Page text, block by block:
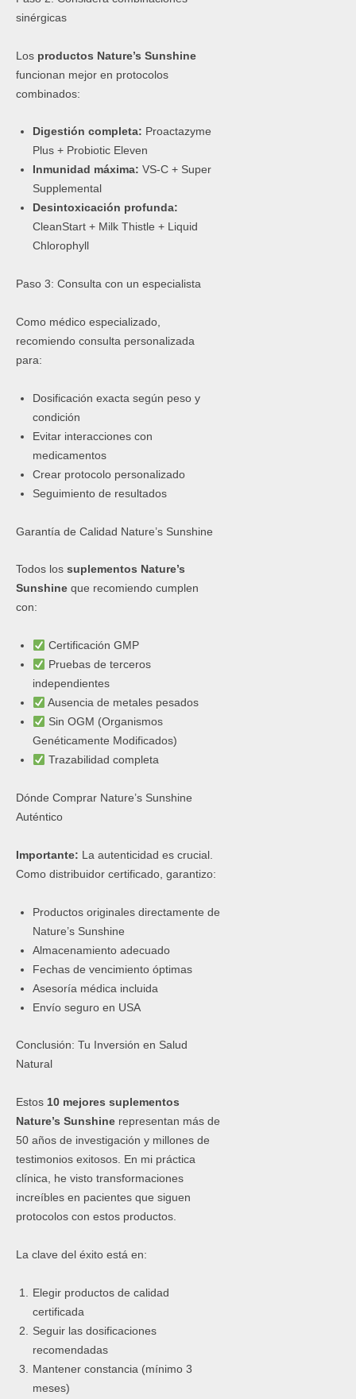
sinérgicas
Los productos Nature’s Sunshine
funcionan mejor en protocolos
combinados:
Digestión completa: Proactazyme
Plus + Probiotic Eleven
Inmunidad máxima: VS-C + Super
Supplemental
Desintoxicación profunda:
CleanStart + Milk Thistle + Liquid
Chlorophyll
Paso 3: Consulta con un especialista
Como médico especializado,
recomiendo consulta personalizada
para:
Dosificación exacta según peso y
condición
Evitar interacciones con
medicamentos
Crear protocolo personalizado
Seguimiento de resultados
Garantía de Calidad Nature’s Sunshine
Todos los suplementos Nature’s
Sunshine que recomiendo cumplen
con:
Certificación GMP
Pruebas de terceros
independientes
Ausencia de metales pesados
Sin OGM (Organismos
Genéticamente Modificados)
Trazabilidad completa
Dónde Comprar Nature’s Sunshine
Auténtico
Importante: La autenticidad es crucial.
Como distribuidor certificado, garantizo:
Productos originales directamente de
Nature’s Sunshine
Almacenamiento adecuado
Fechas de vencimiento óptimas
Asesoría médica incluida
Envío seguro en USA
Conclusión: Tu Inversión en Salud
Natural
Estos 10 mejores suplementos
Nature’s Sunshine representan más de
50 años de investigación y millones de
testimonios exitosos. En mi práctica
clínica, he visto transformaciones
increíbles en pacientes que siguen
protocolos con estos productos.
La clave del éxito está en:
Elegir productos de calidad
certificada
Seguir las dosificaciones
recomendadas
Mantener constancia (mínimo 3
meses)